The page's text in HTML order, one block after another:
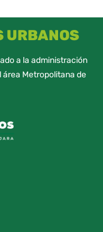
URBANOS
a la administración
área Metropolitana de